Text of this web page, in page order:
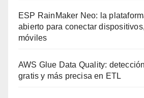
ESP RainMaker Neo: la
abierto para conectar
móviles
AWS Glue Data Quality:
gratis y más precisa en ETL